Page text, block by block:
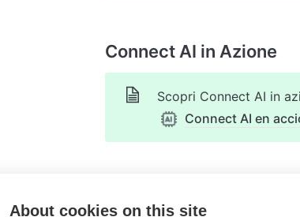
Scopri Connect AI in
Connect AI en
About cookies on this site